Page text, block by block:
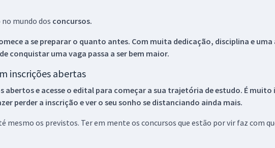
mundo dos concursos.
a se preparar o quanto antes. Com muita dedicação, disciplina e uma
conquistar uma vaga passa a ser bem maior.
inscrições abertas
abertos e acesse o edital para começar a sua trajetória de estudo. É
perder a inscrição e ver o seu sonho se distanciando ainda mais.
mesmo os previstos. Ter em mente os concursos que estão por vir faz com